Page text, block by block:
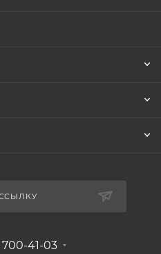
41-03